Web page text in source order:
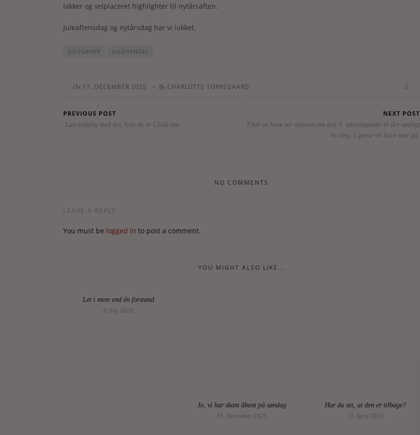
lakker og velplaceret highlighter til nytårsaften.
Juleaftensdag og nytårsdag har vi lukket.
JULEGAVER JULEHANDEL
On 17. DECEMBER 2025 • By CHARLOTTE TORPEGAARD 0
PREVIOUS POST
Læs endelig med her, hvis du er Child-fan
NEXT POST
Efter at have set videoen om den 3. adventspakke er der særligt
én ting, I gerne vil have svar på
NO COMMENTS
LEAVE A REPLY
You must be logged in to post a comment.
YOU MIGHT ALSO LIKE...
Let i mere end én forstand
8. July 2026
Jo, vi har skam åbent på søndag
19. December 2025
Har du set, at den er tilbage?
13. April 2026